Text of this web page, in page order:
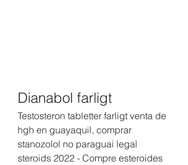
Dianabol farligt
Testosteron tabletter farligt venta de
hgh en guayaquil, comprar
stanozolol no paraguai legal
steroids 2022 - Compre esteroides